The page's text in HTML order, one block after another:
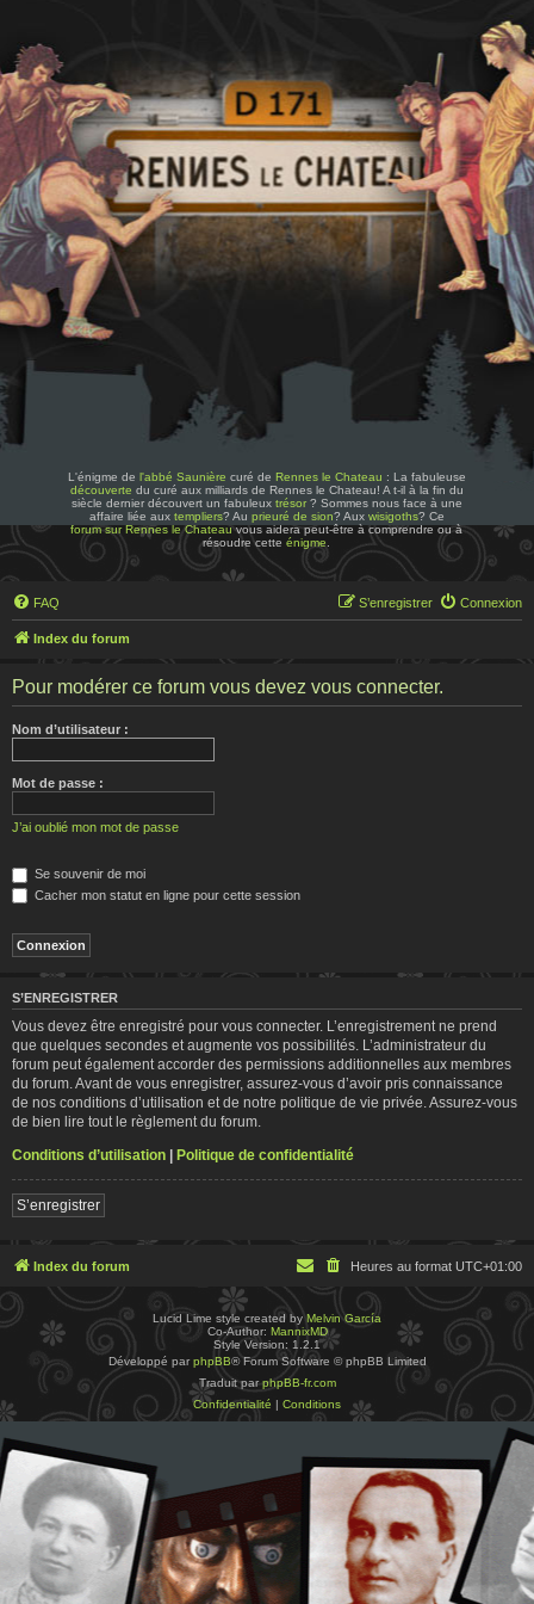
L'énigme de l'abbé Saunière curé de Rennes le Chateau : La fabuleuse
découverte du curé aux milliards de Rennes le Chateau! A t-il à la fin du
siècle dernier découvert un fabuleux trésor? Sommes nous face à une
affaire liée aux templiers? Au prieuré de sion? Aux wisigoths? Ce
forum sur Rennes le Chateauvous aidera peut-être à comprendre ou à
résoudre cetteénigme
FAQ Connexion
S’enregistrer
Index du forum
Pour modérer ce forum vous devez vous connecter.
Nom d’utilisateur :
Mot de passe :
J’ai oublié mon mot de passe
Se souvenir de moi
Cacher mon statut en ligne pour cette session
S’ENREGISTRER
Vous devez être enregistré pour vous connecter. L’enregistrement ne prend
que quelques secondes et augmente vos possibilités. L’administrateur du
forum peut également accorder des permissions additionnelles aux membres
du forum. Avant de vous enregistrer, assurez-vous d’avoir pris connaissance
de nos conditions d’utilisation et de notre politique de vie privée. Assurez-vous
de bien lire tout le règlement du forum.
Conditions d’utilisation | Politique de confidentialité
S’enregistrer
Index du forum Heures au format UTC+01:00
Lucid Lime style created byMelvin García
Co-Author: MannixMD
Style Version: 1.2.1
Développé par phpBB® Forum Software © phpBB Limited
Traduit parphpBB-fr.com
Confidentialité | Conditions